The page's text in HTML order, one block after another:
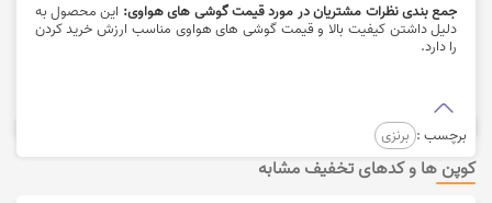
جمع بندی نظرات مشتریان در مورد قیمت گوشی های هواوی: این محصول به
دلیل داشتن کیفیت بالا و قیمت گوشی های هواوی مناسب ارزش خرید کردن
را دارد.
برچسب : برنزی
کوپن ها و کدهای تخفیف مشابه